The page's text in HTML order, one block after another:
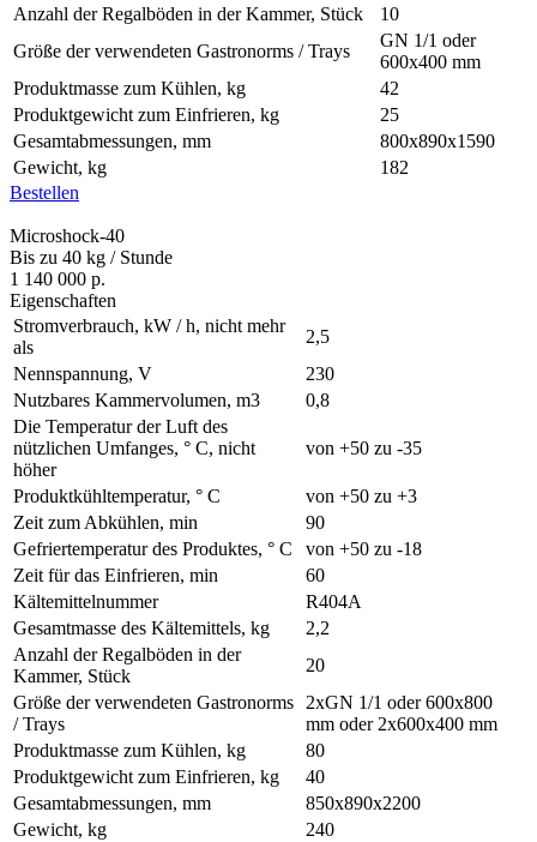
Anzahl der Regalböden in der Kammer, Stück
10
Größe der verwendeten Gastronorms / Trays
GN 1/1 oder
600х400 mm
Produktmasse zum Kühlen, kg
42
Produktgewicht zum Einfrieren, kg
25
Gesamtabmessungen, mm
800х890х1590
Gewicht, kg
182
Bestellen
Microshock-40
Bis zu 40 kg / Stunde
1 140 000 р.
Eigenschaften
Stromverbrauch, kW / h, nicht mehr
als
2,5
Nennspannung, V
230
Nutzbares Kammervolumen, m3
0,8
Die Temperatur der Luft des
nützlichen Umfanges, ° С, nicht
höher
von +50 zu -35
Produktkühltemperatur, ° С
von +50 zu +3
Zeit zum Abkühlen, min
90
Gefriertemperatur des Produktes, ° С
von +50 zu -18
Zeit für das Einfrieren, min
60
Kältemittelnummer
R404A
Gesamtmasse des Kältemittels, kg
2,2
Anzahl der Regalböden in der
Kammer, Stück
20
Größe der verwendeten Gastronorms
/ Trays
2xGN 1/1 oder 600х800
mm oder 2х600х400 mm
Produktmasse zum Kühlen, kg
80
Produktgewicht zum Einfrieren, kg
40
Gesamtabmessungen, mm
850х890х2200
Gewicht, kg
240